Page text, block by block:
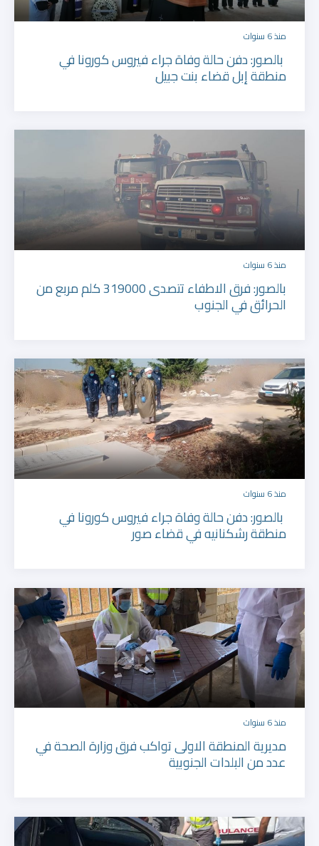
منذ 6 سنوات
بالصور: دفن حالة وفاة جراء فيروس كورونا في
منطقة إبل قضاء بنت جبيل
منذ 6 سنوات
بالصور: فرق الاطفاء تتصدى 319000 كلم مربع من
الحرائق في الجنوب
منذ 6 سنوات
بالصور: دفن حالة وفاة جراء فيروس كورونا في
منطقة رشكنانيه في قضاء صور
منذ 6 سنوات
مديرية المنطقة الاولى تواكب فرق وزارة الصحة في
عدد من البلدات الجنوبية